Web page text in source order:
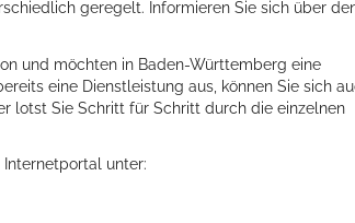
geregelt. Informieren Sie sich über
und möchten in Baden-Württemberg eine
eine Dienstleistung aus, können Sie sich
lotst Sie Schritt für Schritt durch die einzelnen
unter: